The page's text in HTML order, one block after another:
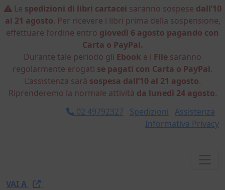
Le spedizioni di libri cartacei saranno sospese dall’10
al 21 agosto. Per ricevere i libri prima della sospensione,
effettuare l’ordine entro giovedì 6 agosto pagando con
Carta o PayPal.
Durante tale periodo gli Ebook e i File saranno
regolarmente erogati se pagati con Carta o PayPal.
L’assistenza sarà sospesa dall’10 al 21 agosto.
Riprenderemo la normale attività da lunedì 24 agosto.
02 49792327
Spedizioni Assistenza
Informativa Privacy
VAI A